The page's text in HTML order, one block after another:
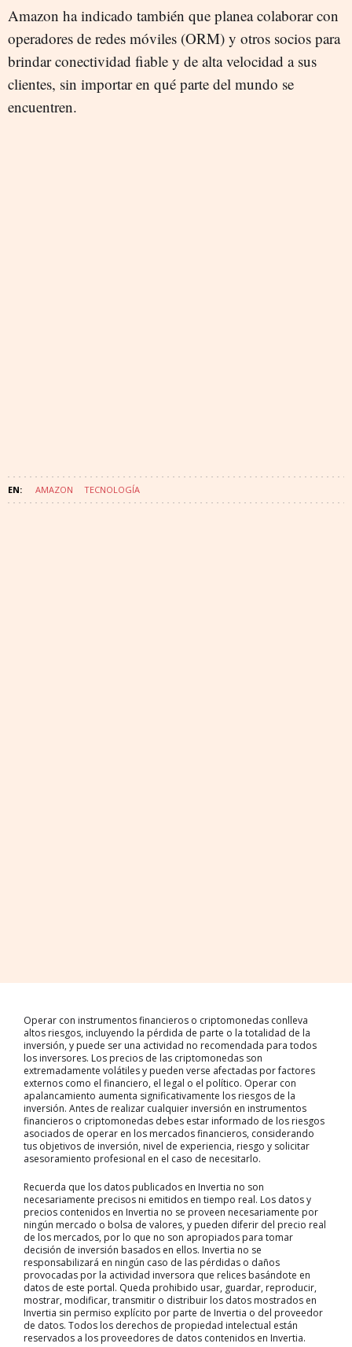
Amazon ha indicado también que planea colaborar con
operadores de redes móviles (ORM) y otros socios para
brindar conectividad fiable y de alta velocidad a sus
clientes, sin importar en qué parte del mundo se
encuentren.
AMAZON TECNOLOGÍA
Operar con instrumentos financieros o criptomonedas conlleva
altos riesgos, incluyendo la pérdida de parte o la totalidad de la
inversión, y puede ser una actividad no recomendada para todos
los inversores. Los precios de las criptomonedas son
extremadamente volátiles y pueden verse afectadas por factores
externos como el financiero, el legal o el político. Operar con
apalancamiento aumenta significativamente los riesgos de la
inversión. Antes de realizar cualquier inversión en instrumentos
financieros o criptomonedas debes estar informado de los riesgos
asociados de operar en los mercados financieros, considerando
tus objetivos de inversión, nivel de experiencia, riesgo y solicitar
asesoramiento profesional en el caso de necesitarlo.
Recuerda que los datos publicados en Invertia no son
necesariamente precisos ni emitidos en tiempo real. Los datos y
precios contenidos en Invertia no se proveen necesariamente por
ningún mercado o bolsa de valores, y pueden diferir del precio real
de los mercados, por lo que no son apropiados para tomar
decisión de inversión basados en ellos. Invertia no se
responsabilizará en ningún caso de las pérdidas o daños
provocadas por la actividad inversora que relices basándote en
datos de este portal. Queda prohibido usar, guardar, reproducir,
mostrar, modificar, transmitir o distribuir los datos mostrados en
Invertia sin permiso explícito por parte de Invertia o del proveedor
de datos. Todos los derechos de propiedad intelectual están
reservados a los proveedores de datos contenidos en Invertia.